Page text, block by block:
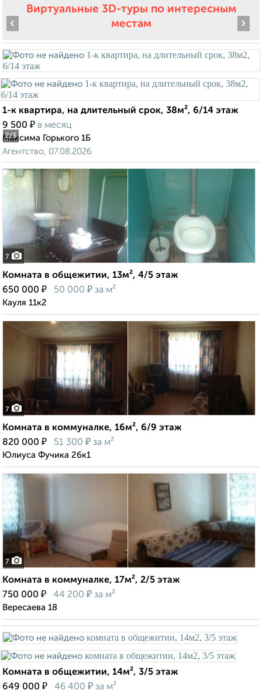
Виртуальные 3D-туры по интересным
местам
2/3
‹ ›
1-к квартира, на длительный срок, 38м², 6/14 этаж
9 500 ₽ в месяц
Максима Горького 1Б
Агентство, 07.08.2026
7
Комната в общежитии, 13м², 4/5 этаж
650 000 ₽ 50 000 ₽ за м²
Кауля 11к2
7
Комната в коммуналке, 16м², 6/9 этаж
820 000 ₽ 51 300 ₽ за м²
Юлиуса Фучика 26к1
7
Комната в коммуналке, 17м², 2/5 этаж
750 000 ₽ 44 200 ₽ за м²
Вересаева 18
Комната в общежитии, 14м², 3/5 этаж
649 000 ₽ 46 400 ₽ за м²